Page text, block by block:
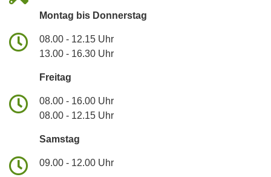
Montag bis Donnerstag
08.00 - 12.15 Uhr
13.00 - 16.30 Uhr
Freitag
08.00 - 16.00 Uhr
08.00 - 12.15 Uhr
Samstag
09.00 - 12.00 Uhr